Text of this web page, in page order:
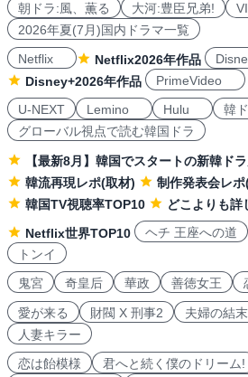
朝ドラ:風、薫る 大河:豊臣兄弟!
2026年夏(7月)国内ドラマ一覧
Netflix
Netflix2026年作品
Disney+2026年作品
PrimeVideo
U-NEXT
Lemino Hulu
韓
グローバル視点で読む韓国ドラ
【最新8月】韓国でスタートの新韓ド
韓流再現レポ(取材)
制作発表会レ
韓国TV視聴率TOP10
どこよりも詳
Netflix世界TOP10
ヘチ 王座への道
トンイ
鬼宮
奇皇后 華政 善徳女王
愛が来る 財閥 X 刑事2 夫婦の結末
人妻キラー
恋は飴模様
君へと続く僕のドリーム!